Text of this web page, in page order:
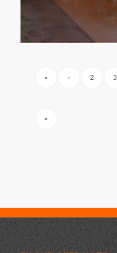
« ‹ 2 3
»